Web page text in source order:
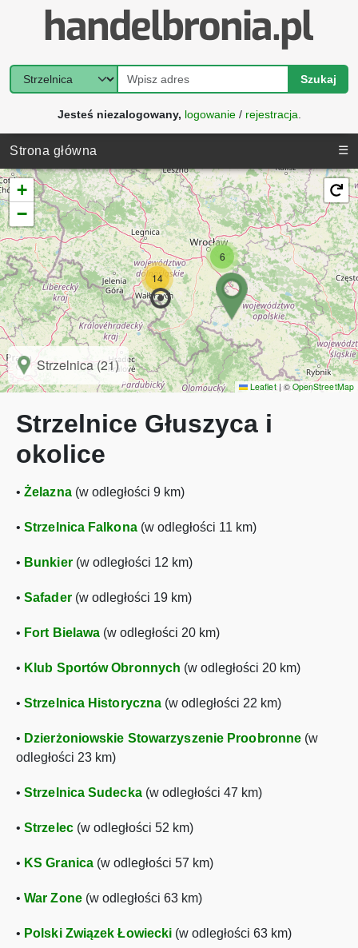
Szukaj
Jesteś niezalogowany, logowanie/ rejestracja
Strona główna ☰
6
14
+
−
Strzelnica (21)
Leaflet |©OpenStreetMap
Strzelnice Głuszyca i
okolice
• Żelazna(w odległości 9 km)
• Strzelnica Falkona(w odległości 11 km)
• Bunkier(w odległości 12 km)
• Safader(w odległości 19 km)
• Fort Bielawa (w odległości 20 km)
• Klub Sportów Obronnych (w odległości 20 km)
• Strzelnica Historyczna (w odległości 22 km)
• Dzierżoniowskie Stowarzyszenie Proobronne (w
odległości 23 km)
• Strzelnica Sudecka(w odległości 47 km)
• Strzelec(w odległości 52 km)
• KS Granica (w odległości 57 km)
• War Zone(w odległości 63 km)
• Polski Związek Łowiecki (w odległości 63 km)